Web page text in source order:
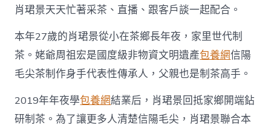
肖珺景天天忙著采茶、直播、跟客戶談一起配合。
本年27歲的肖珺景從小在茶鄉長年夜，家里世代制
茶。姥爺周祖宏是國度級非物資文明遺產包養網信陽
毛尖茶制作身手代表性傳承人，父親也是制茶高手。
2019年年夜學包養網結業后，肖珺景回抵家鄉開端鉆
研制茶。為了讓更多人清楚信陽毛尖，肖珺景聯合本